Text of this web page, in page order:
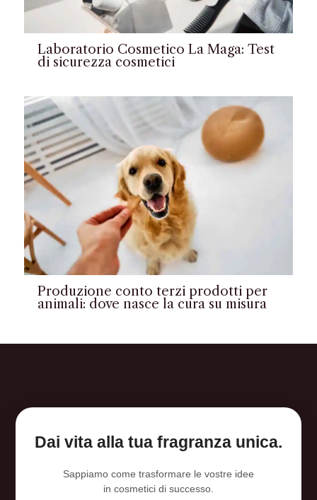
Laboratorio Cosmetico La Maga: Test
di sicurezza cosmetici
Produzione conto terzi prodotti per
animali: dove nasce la cura su misura
Dai vita alla tua fragranza unica.
Sappiamo come trasformare le vostre idee
in cosmetici di successo.